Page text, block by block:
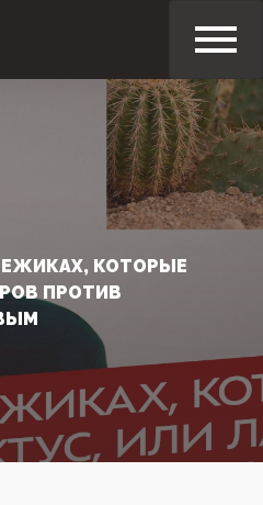
ЕЖИКАХ, КОТОРЫЕ
ПРОТИВ